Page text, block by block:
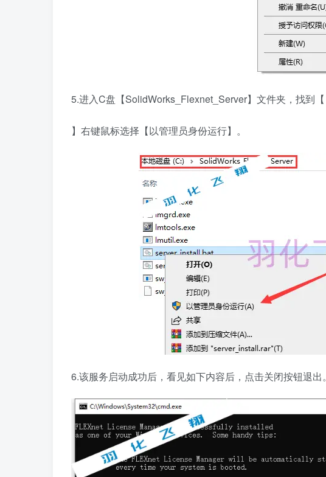
5.进入C盘【SolidWorks_Flexnet_Server】文件夹，找到【
】右键鼠标选择【以管理员身份运行】。
6.该服务启动成功后，看见如下内容后，点击关闭按钮退出。